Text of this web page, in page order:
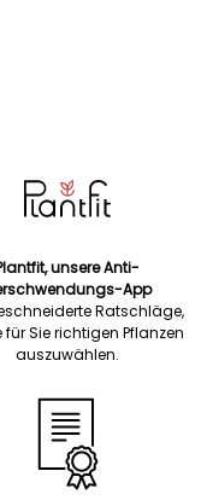
unsere Anti-
App
Ratschläge,
Sie richtigen Pflanzen
auszuwählen.